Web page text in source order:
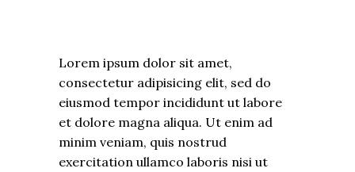
Lorem ipsum dolor sit amet,
consectetur adipisicing elit, sed do
eiusmod tempor incididunt ut labore
et dolore magna aliqua. Ut enim ad
minim veniam, quis nostrud
exercitation ullamco laboris nisi ut